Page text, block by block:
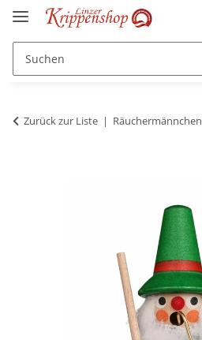
Zurück zur Liste Räuchermännchen